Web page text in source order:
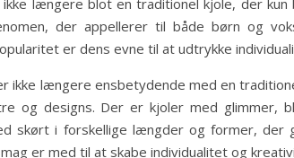
ikke længere blot en traditionel kjole, der
der appellerer til både børn og
er dens evne til at udtrykke
ikke længere ensbetydende med en
og designs. Der er kjoler med
skørt i forskellige længder og former, der
er med til at skabe individualitet og